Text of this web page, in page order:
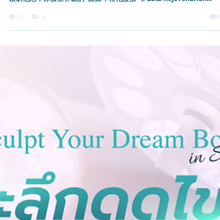
5月9日
极乐世界的逆龄之旅：Terng 医生主理的全
顶级深度筋膜层拉皮 (Deep Plane Facelift)
颈部拉提 (Neck Lift) 创新技术